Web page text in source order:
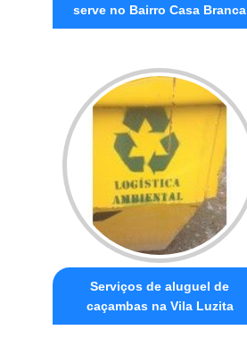
serve no Bairro Casa Branca
Serviços de aluguel de
caçambas na Vila Luzita